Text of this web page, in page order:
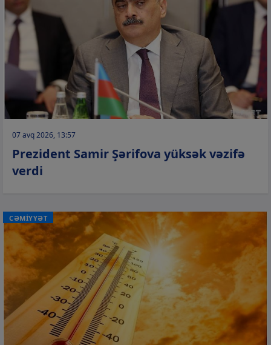
07 avq 2026, 13:57
Prezident Samir Şərifova yüksək vəzifə
verdi
CƏMİYYƏT